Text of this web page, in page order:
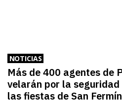
NOTICIAS
Más de 400 agentes de
velarán por la
las fiestas de San Fermín